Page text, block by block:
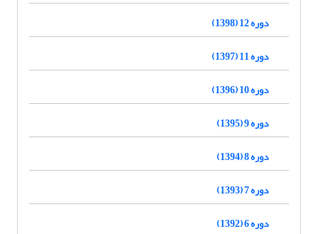
دوره 12 (1398)
دوره 11 (1397)
دوره 10 (1396)
دوره 9 (1395)
دوره 8 (1394)
دوره 7 (1393)
دوره 6 (1392)